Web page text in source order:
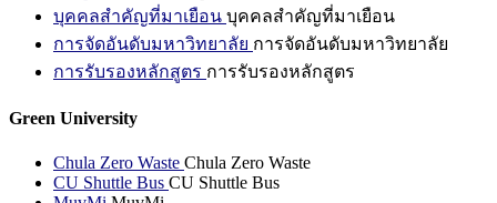
บุคคลสำคัญที่มาเยือน บุคคลสำคัญที่มาเยือน
การจัดอันดับมหาวิทยาลัย การจัดอันดับมหาวิทยาลัย
การรับรองหลักสูตร การรับรองหลักสูตร
Green University
Chula Zero Waste Chula Zero Waste
CU Shuttle Bus CU Shuttle Bus